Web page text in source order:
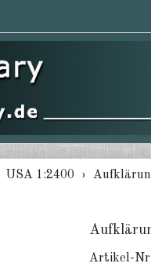
USA 1:2400
Artikel-